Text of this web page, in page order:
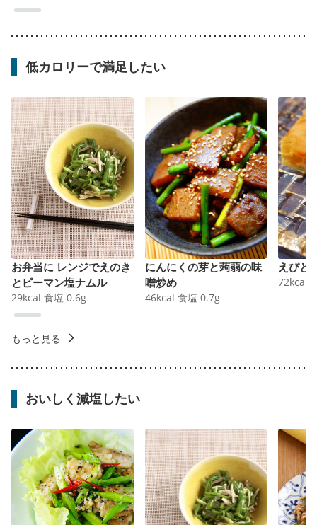
低カロリーで満足したい
お弁当に レンジでえのき
とピーマン塩ナムル
29kcal 食塩 0.6g
にんにくの芽と蒟蒻の味
噌炒め
46kcal 食塩 0.7g
えびと
72kcal
もっと見る
おいしく減塩したい